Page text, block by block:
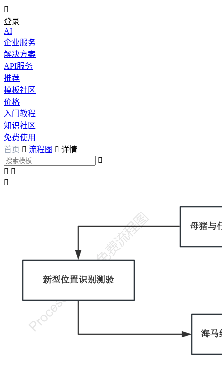

登录
AI
企业服务
解决方案
API服务
推荐
模板社区
价格
入门教程
知识社区
免费使用
首页  流程图  详情

 
